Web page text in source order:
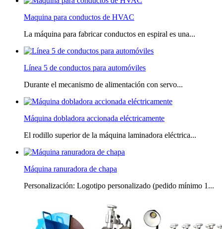
Maquina para conductos de HVAC
La máquina para fabricar conductos en espiral es una...
Línea 5 de conductos para automóviles
Durante el mecanismo de alimentación con servo...
Máquina dobladora accionada eléctricamente
El rodillo superior de la máquina laminadora eléctrica...
Máquina ranuradora de chapa
Personalización: Logotipo personalizado (pedido mínimo 1...